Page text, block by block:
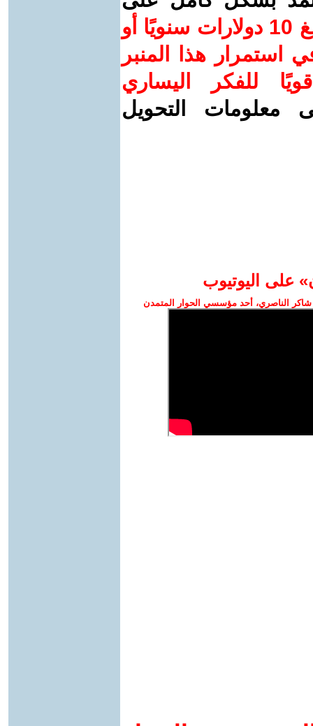
ساهم/ي معنا! بدعمكم بمبلغ 10 دولارات سنويًا أو
استمرار هذا المنبر
للفكر اليساري
معلومات التحويل
على اليوتيوب
الناصري، أحد مؤسسي الحوار المتمدن